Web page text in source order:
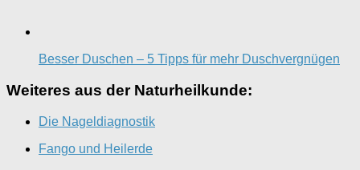
Besser Duschen – 5 Tipps für mehr Duschvergnügen
Weiteres aus der Naturheilkunde:
Die Nageldiagnostik
Fango und Heilerde